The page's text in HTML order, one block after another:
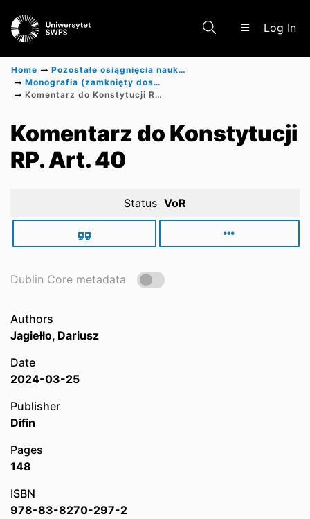
Log In
Communities & Collections
Scientific research results
Home
Pozostałe osiągnięcia naukowe
Monografia (zamknięty dostęp)
Komentarz do Konstytucji RP. Art. 40
Komentarz do Konstytucji
RP. Art. 40
Status VoR
Dublin Core metadata
Authors
Jagiełło, Dariusz
Date
2024-03-25
Publisher
Difin
Pages
148
ISBN
978-83-8270-297-2